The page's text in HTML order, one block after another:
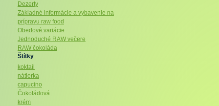
Dezerty
Základné informácie a vybavenie na
prípravu raw food
Obedové variácie
Jednoduché RAW večere
RAW čokoláda
Štítky
koktail
nátierka
capucino
Čokoládová
krém